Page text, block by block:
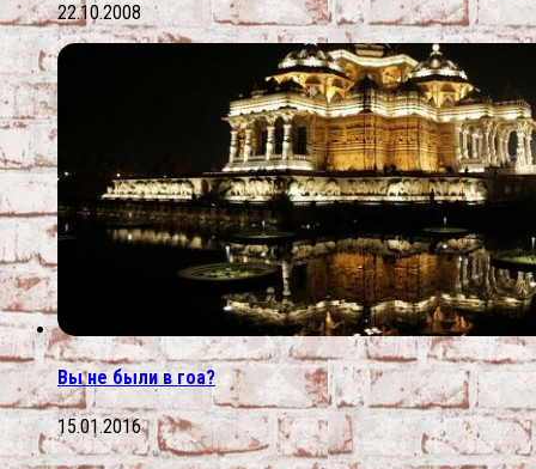
22.10.2008
Вы не были в гоа?
15.01.2016